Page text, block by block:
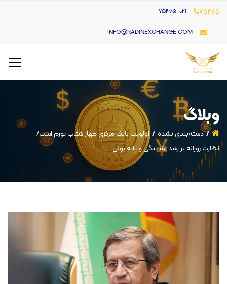
۷۵۴۶۵
INFO@RADINEXCHANGE.COM
وبلاگ
دسته‌بندی نشده
اولویت بانک مرکزی مهار شتاب تورم است/
نظارت روزانه بر رشد نقدینگی و پایه پولی